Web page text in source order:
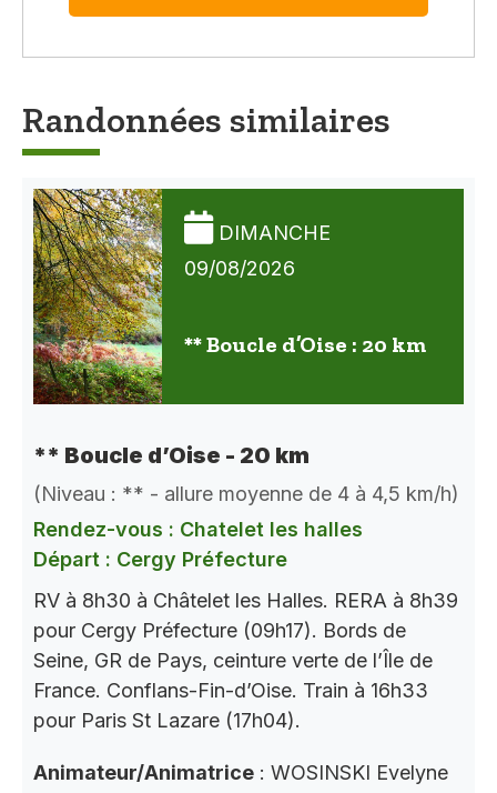
Randonnées similaires
DIMANCHE
09/08/2026
** Boucle d’Oise : 20 km
** Boucle d’Oise - 20 km
(Niveau : ** - allure moyenne de 4 à 4,5 km/h)
Rendez-vous : Chatelet les halles
Départ : Cergy Préfecture
RV à 8h30 à Châtelet les Halles. RERA à 8h39
pour Cergy Préfecture (09h17). Bords de
Seine, GR de Pays, ceinture verte de l’Île de
France. Conflans-Fin-d’Oise. Train à 16h33
pour Paris St Lazare (17h04).
Animateur/Animatrice : WOSINSKI Evelyne